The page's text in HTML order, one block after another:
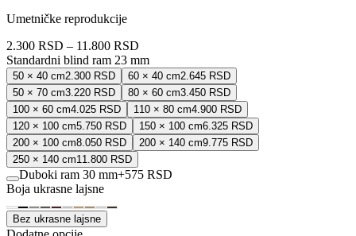
Umetničke reprodukcije
2.300 RSD – 11.800 RSD
Standardni blind ram 23 mm
50 × 40 cm2.300 RSD 60 × 40 cm2.645 RSD
50 × 70 cm3.220 RSD 80 × 60 cm3.450 RSD
100 × 60 cm4.025 RSD 110 × 80 cm4.900 RSD
120 × 100 cm5.750 RSD 150 × 100 cm6.325 RSD
200 × 100 cm8.050 RSD 200 × 140 cm9.775 RSD
250 × 140 cm11.800 RSD
Duboki ram 30 mm+575 RSD
Boja ukrasne lajsne
Bez ukrasne lajsne